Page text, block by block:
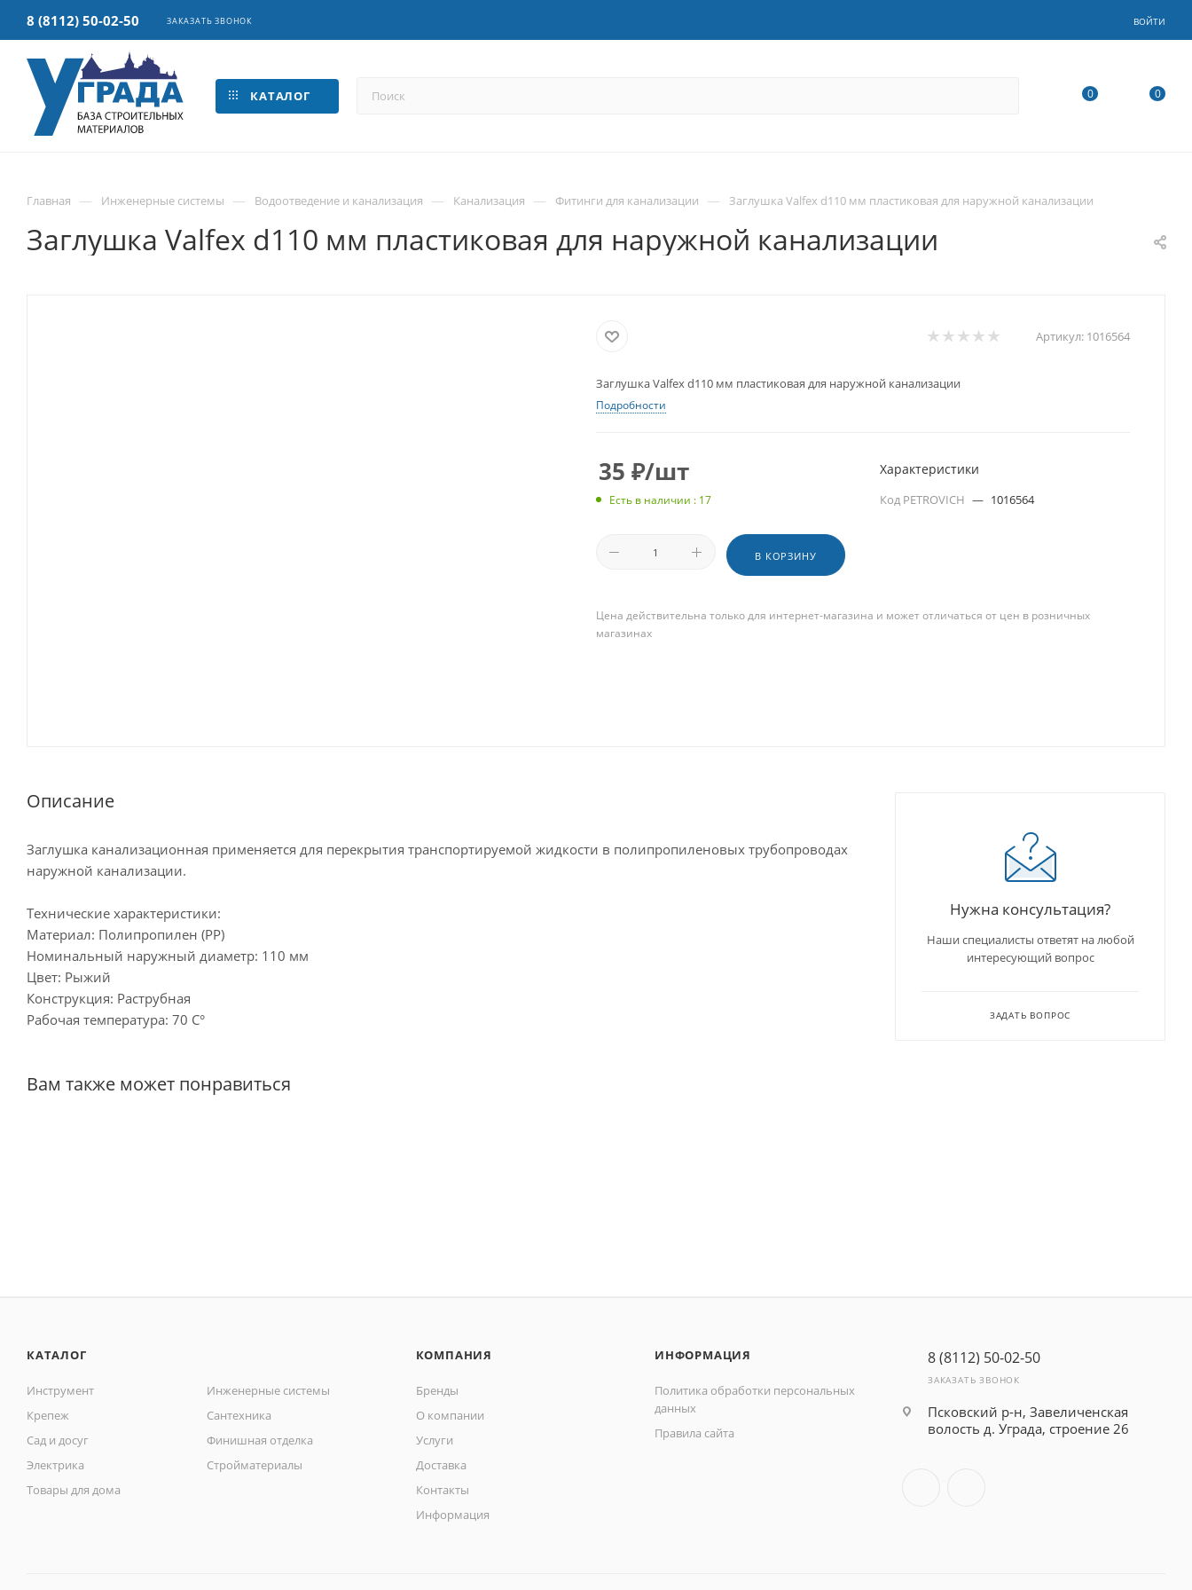
8 (8112) 50-02-50 ЗАКАЗАТЬ ЗВОНОК ВОЙТИ
КАТАЛОГ 0 0
Главная — Инженерные системы — Водоотведение и канализация — Канализация — Фитинги для канализации — Заглушка Valfex d110 мм пластиковая для наружной канализации
Заглушка Valfex d110 мм пластиковая для наружной канализации
Артикул: 1016564
Заглушка Valfex d110 мм пластиковая для наружной канализации
Подробности
35 ₽/шт
Есть в наличии : 17
В КОРЗИНУ
Характеристики
Код PETROVICH — 1016564
Цена действительна только для интернет-магазина и может отличаться от цен в розничных
магазинах
Описание
Заглушка канализационная применяется для перекрытия транспортируемой жидкости в полипропиленовых трубопроводах
наружной канализации.
Технические характеристики:
Материал: Полипропилен (PP)
Номинальный наружный диаметр: 110 мм
Цвет: Рыжий
Конструкция: Раструбная
Рабочая температура: 70 С°
Вам также может понравиться
Нужна консультация?
Наши специалисты ответят на любой
интересующий вопрос
ЗАДАТЬ ВОПРОС
КАТАЛОГ
Инструмент
Инженерные системы
Крепеж
Сантехника
Сад и досуг
Финишная отделка
Электрика
Стройматериалы
Товары для дома
КОМПАНИЯ
Бренды
О компании
Услуги
Доставка
Контакты
Информация
ИНФОРМАЦИЯ
Политика обработки персональных
данных
Правила сайта
8 (8112) 50-02-50
ЗАКАЗАТЬ ЗВОНОК
Псковский р-н, Завеличенская
волость д. Уграда, строение 26